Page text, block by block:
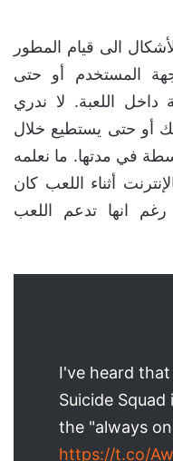
الى قيام المطور
المستخدم أو حتى
داخل اللعبة. لا ندري
أو حتى يستطيع خلال
في مدتها. ما نعلمه
أثناء اللعب كان
رغم انها تدعم اللعب
I've heard
Suicide
the "always
https://t.co/